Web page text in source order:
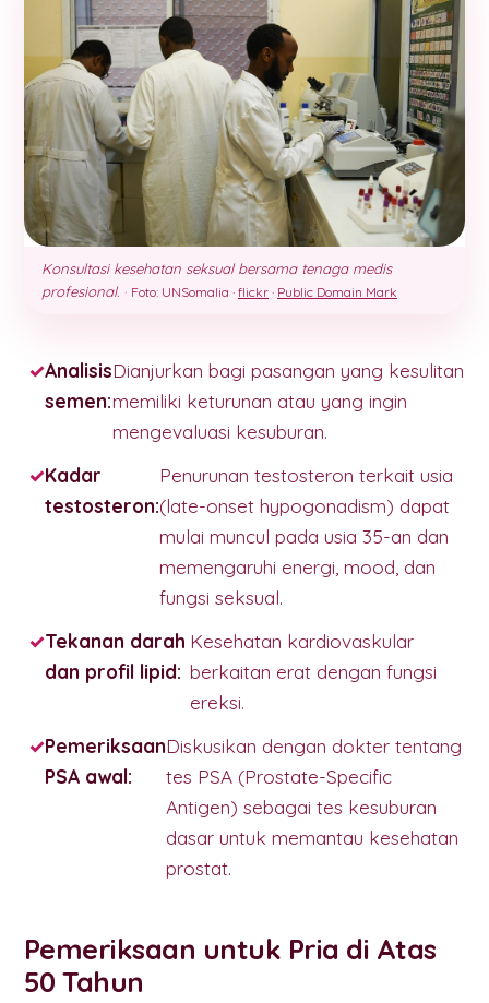
Konsultasi kesehatan seksual bersama tenaga medis
profesional. · Foto: UNSomalia · flickr · Public Domain Mark
Analisis
semen:
Dianjurkan bagi pasangan yang kesulitan
memiliki keturunan atau yang ingin
mengevaluasi kesuburan.
Kadar
testosteron:
Penurunan testosteron terkait usia
(late-onset hypogonadism) dapat
mulai muncul pada usia 35-an dan
memengaruhi energi, mood, dan
fungsi seksual.
Tekanan darah
dan profil lipid:
Kesehatan kardiovaskular
berkaitan erat dengan fungsi
ereksi.
Pemeriksaan
PSA awal:
Diskusikan dengan dokter tentang
tes PSA (Prostate-Specific
Antigen) sebagai tes kesuburan
dasar untuk memantau kesehatan
prostat.
Pemeriksaan untuk Pria di Atas
50 Tahun